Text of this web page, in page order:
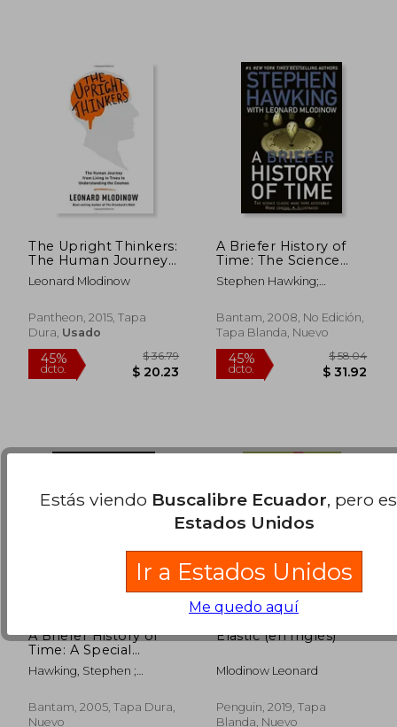
The Upright Thinkers:
The Human Journey
From Living in Trees
to Understanding the
Leonard Mlodinow
Pantheon, 2015, Tapa
Dura, Usado
A Briefer History of
Time: The Science
Classic Made More
Accessible (en Inglés)
Stephen Hawking;
Bantam, 2008, No Edición,
Tapa Blanda, Nuevo
A Briefer History of
Time: A Special
Edition of the Science
Classic (en Inglés)
Hawking, Stephen ;
Bantam, 2005, Tapa Dura,
Nuevo
Elastic (en Inglés)
Mlodinow Leonard
Penguin, 2019, Tapa
Blanda, Nuevo
Estás viendo Buscalibre Ecuador, pero
Estados Unidos
Ir a Estados Unidos
Me quedo aquí